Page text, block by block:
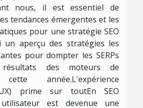
nous, il est essentiel de
tendances émergentes et les
pour une stratégie SEO
un aperçu des stratégies les
pour dompter les SERPs
des moteurs de
année.L'expérience
prime sur toutEn SEO
utilisateur est devenue une